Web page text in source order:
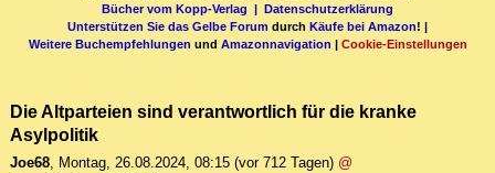
Bücher vom Kopp-Verlag | Datenschutzerklärung
Unterstützen Sie das Gelbe Forum durch Käufe bei Amazon! |
Weitere Buchempfehlungen und Amazonnavigation | Cookie-Einstellungen
Die Altparteien sind verantwortlich für die kranke
Asylpolitik
Joe68, Montag, 26.08.2024, 08:15 (vor 712 Tagen) @